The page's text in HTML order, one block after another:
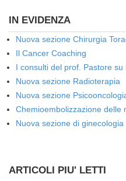
IN EVIDENZA
Nuova sezione Chirurgia
Il Cancer Coaching
I consulti del prof. Pastore su
Nuova sezione Radioterapia
Nuova sezione
Chemioembolizzazione delle
Nuova sezione di ginecologia
ARTICOLI PIU' LETTI